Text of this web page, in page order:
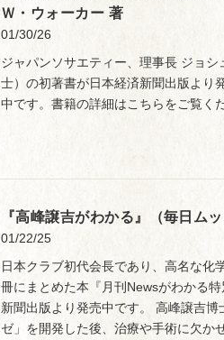
Ｗ・ウォーカー 著
01/30/26
ジャパンソサエティー、理事長 ジョ
士）の初著書が日本経済新聞出版より
中です。書籍の詳細はこちらをご覧く
『高峰譲吉がわかる』（毎日ム
01/22/25
日本クラブ初代会長であり、高名な化
冊にまとめた本『月刊Newsがわかる
新聞出版より発売中です。 高峰譲吉
ゼ」を開発した後、治療や手術に欠か